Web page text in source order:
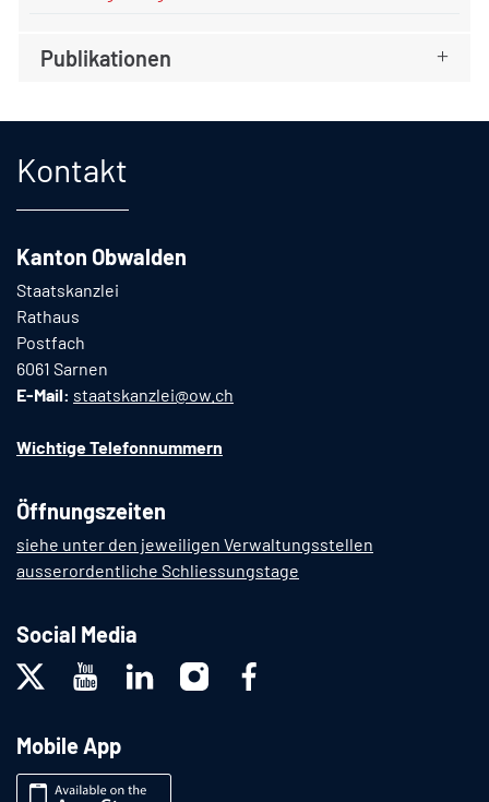
Publikationen
Kontakt
Kanton Obwalden
Staatskanzlei
Rathaus
Postfach
6061 Sarnen
E-Mail: staatskanzlei@ow.ch
Wichtige Telefonnummern
Öffnungszeiten
siehe unter den jeweiligen Verwaltungsstellen
ausserordentliche Schliessungstage
Social Media
Mobile App